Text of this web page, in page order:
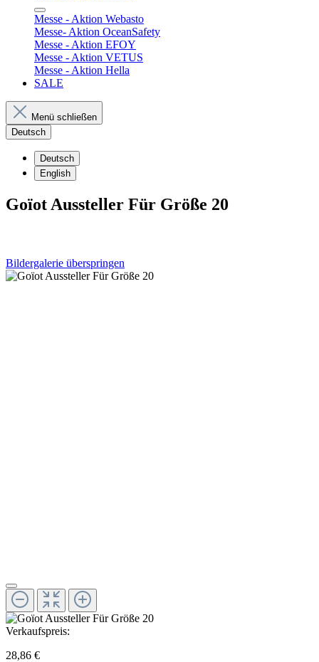
Messe - Aktion Webasto
Messe- Aktion OceanSafety
Messe - Aktion EFOY
Messe - Aktion VETUS
Messe - Aktion Hella
SALE
Menü schließen
Deutsch
Deutsch
English
Goïot Aussteller Für Größe 20
Bildergalerie überspringen
Verkaufspreis:
28,86 €